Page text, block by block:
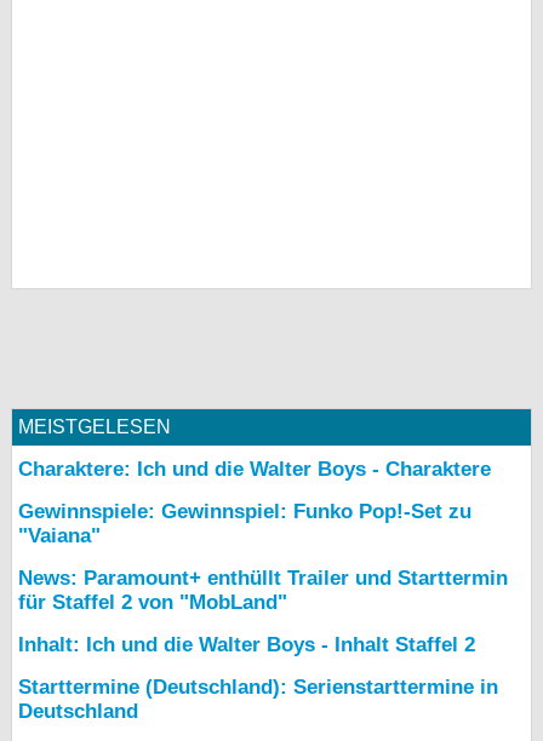
MEISTGELESEN
Charaktere: Ich und die Walter Boys - Charaktere
Gewinnspiele: Gewinnspiel: Funko Pop!-Set zu
"Vaiana"
News: Paramount+ enthüllt Trailer und Starttermin
für Staffel 2 von "MobLand"
Inhalt: Ich und die Walter Boys - Inhalt Staffel 2
Starttermine (Deutschland): Serienstarttermine in
Deutschland